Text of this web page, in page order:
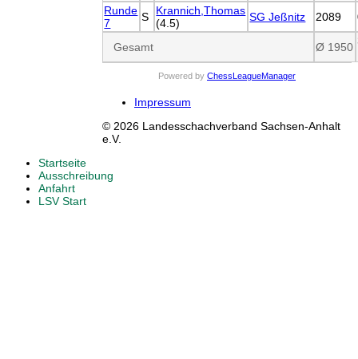
Runde
7
S
Krannich,Thomas
(4.5)
SG Jeßnitz 2089
Gesamt Ø 1950
Powered by ChessLeagueManager
Impressum
© 2026 Landesschachverband Sachsen-Anhalt
e.V.
Startseite
Ausschreibung
Anfahrt
LSV Start